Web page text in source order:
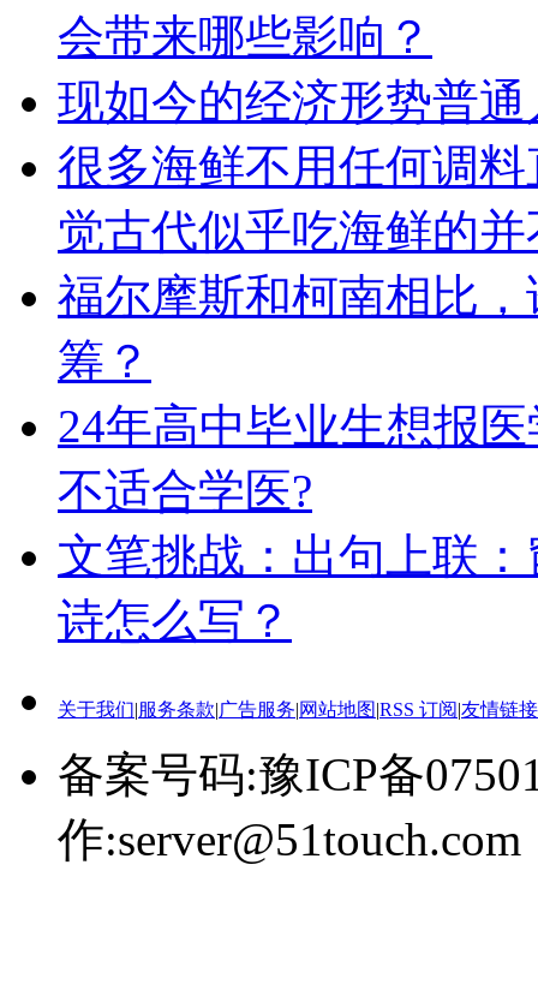
会带来哪些影响？
现如今的经济形势普
很多海鲜不用任何调
觉古代似乎吃海鲜的
福尔摩斯和柯南相比
筹？
24年高中毕业生想报
不适合学医?
文笔挑战：出句上联
诗怎么写？
关于我们|服务条款|广告服务|网站地图|RSS 订阅|友情链接
备案号码:豫ICP备
作:server@51touch.com